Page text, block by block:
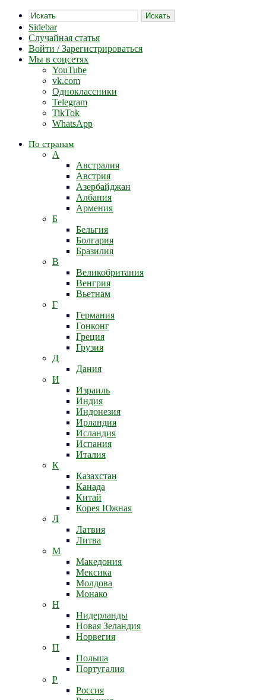
Искать
Sidebar
Случайная статья
Войти / Зарегистрироваться
Мы в соцсетях
YouTube
vk.com
Одноклассники
Telegram
TikTok
WhatsApp
По странам
А
Австралия
Австрия
Азербайджан
Албания
Армения
Б
Бельгия
Болгария
Бразилия
В
Великобритания
Венгрия
Вьетнам
Г
Германия
Гонконг
Греция
Грузия
Д
Дания
И
Израиль
Индия
Индонезия
Ирландия
Исландия
Испания
Италия
К
Казахстан
Канада
Китай
Корея Южная
Л
Латвия
Литва
М
Македония
Мексика
Молдова
Монако
Н
Нидерланды
Новая Зеландия
Норвегия
П
Польша
Португалия
Р
Россия